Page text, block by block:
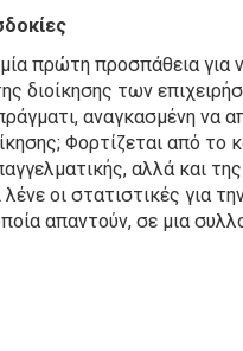
πρώτη προσπάθεια για
διοίκησης των
αναγκασμένη να
Φορτίζεται από το
αλλά και
οι στατιστικές για
απαντούν, σε μια